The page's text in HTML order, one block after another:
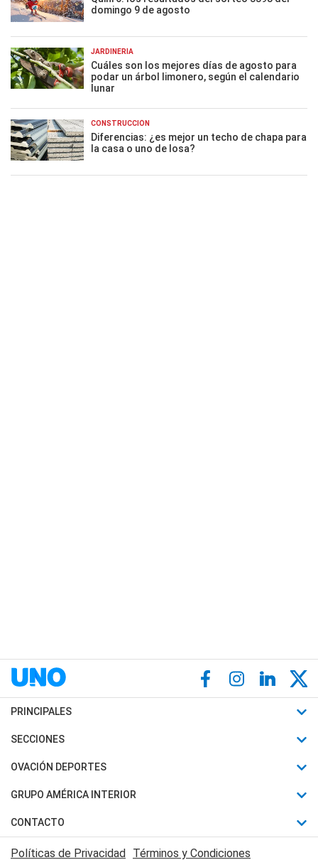
domingo 9 de agosto
JARDINERÍA
Cuáles son los mejores días de agosto para
podar un árbol limonero, según el calendario
lunar
CONSTRUCCIÓN
Diferencias: ¿es mejor un techo de chapa para
la casa o uno de losa?
PRINCIPALES
Últimas Noticias
Política
Judiciales
Economia
SECCIONES
Horóscopo
Motores
Trucos caseros
Series y Películas
OVACIÓN DEPORTES
Fútbol
Mundial
Automovilismo
GRUPO AMÉRICA INTERIOR
Canal 7 en Vivo
CONTACTO
Acerca de Nosotros
Políticas de Privacidad Términos y Condiciones